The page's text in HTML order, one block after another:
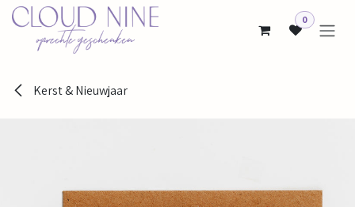
Overslaan naar inhoud
0
Kerst & Nieuwjaar